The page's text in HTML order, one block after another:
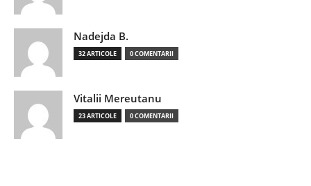
Nadejda B.
32 ARTICOLE 0 COMENTARII
Vitalii Mereutanu
23 ARTICOLE 0 COMENTARII